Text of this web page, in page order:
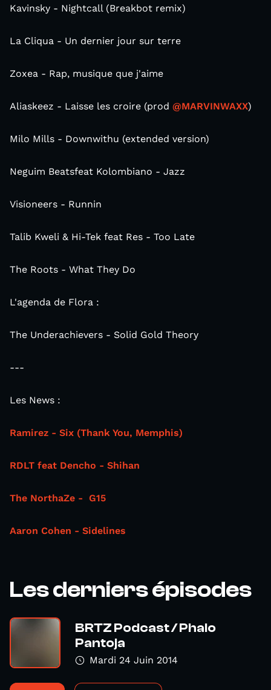
Kavinsky - Nightcall (Breakbot remix)
La Cliqua - Un dernier jour sur terre
Zoxea - Rap, musique que j'aime
Aliaskeez - Laisse les croire (prod @MARVINWAXX)
Milo Mills - Downwithu (extended version)
Neguim Beatsfeat Kolombiano - Jazz
Visioneers - Runnin
Talib Kweli & Hi-Tek feat Res - Too Late
The Roots - What They Do
L'agenda de Flora :
The Underachievers - Solid Gold Theory
---
Les News :
Ramirez - Six (Thank You, Memphis)
RDLT feat Dencho - Shihan
The NorthaZe - G15
Aaron Cohen - Sidelines
Les derniers épisodes
BRTZ Podcast / Phalo
Pantoja
Mardi 24 Juin 2014